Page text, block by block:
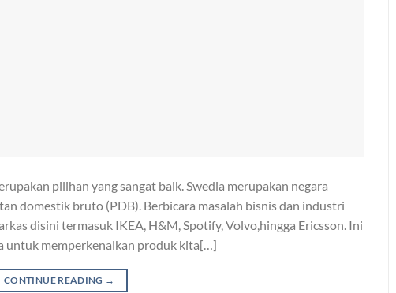
pilihan yang sangat baik. Swedia merupakan negara
domestik bruto (PDB). Berbicara masalah bisnis dan industri
disini termasuk IKEA, H&M, Spotify, Volvo,hingga Ericsson. Ini
untuk memperkenalkan produk kita[…]
CONTINUE READING →